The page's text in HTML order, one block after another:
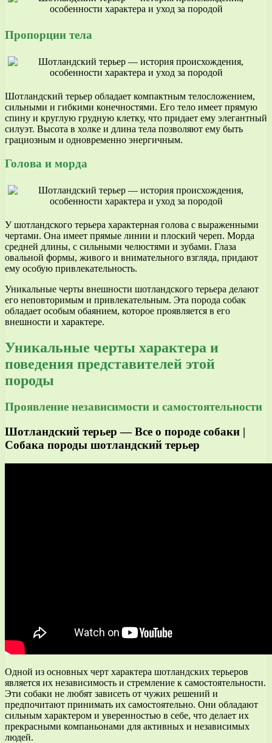
Пропорции тела
Шотландский терьер обладает компактным телосложением,
сильными и гибкими конечностями. Его тело имеет прямую
спину и круглую грудную клетку, что придает ему элегантный
силуэт. Высота в холке и длина тела позволяют ему быть
грациозным и одновременно энергичным.
Голова и морда
У шотландского терьера характерная голова с выраженными
чертами. Она имеет прямые линии и плоский череп. Морда
средней длины, с сильными челюстями и зубами. Глаза
овальной формы, живого и внимательного взгляда, придают
ему особую привлекательность.
Уникальные черты внешности шотландского терьера делают
его неповторимым и привлекательным. Эта порода собак
обладает особым обаянием, которое проявляется в его
внешности и характере.
Уникальные черты характера и
поведения представителей этой
породы
Проявление независимости и самостоятельности
Шотландский терьер — Все о породе собаки |
Собака породы шотландский терьер
Одной из основных черт характера шотландских терьеров
является их независимость и стремление к самостоятельности.
Эти собаки не любят зависеть от чужих решений и
предпочитают принимать их самостоятельно. Они обладают
сильным характером и уверенностью в себе, что делает их
прекрасными компаньонами для активных и независимых
людей.